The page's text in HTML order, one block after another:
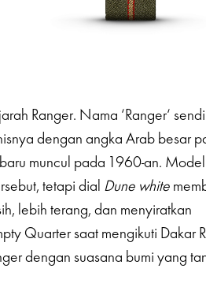
Ranger. Nama ‘Ranger‘
dengan angka Arab besar
muncul pada 1960-an.
tetapi dial Dune white
lebih terang, dan menyiratkan
Quarter saat mengikuti Dakar
dengan suasana bumi yang